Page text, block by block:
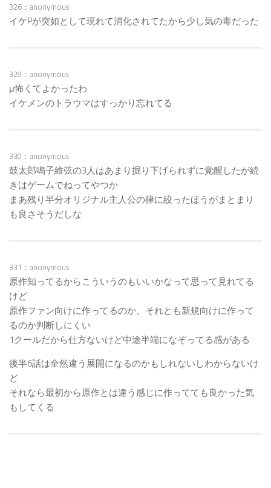
326：anonymous
イケPが突如として現れて消化されてたから少し気の毒だった
329：anonymous
μ怖くてよかったわ
イケメンのトラウマはすっかり忘れてる
330：anonymous
鼓太郎鳴子維弦の3人はあまり掘り下げられずに覚醒したが続
きはゲームでねってやつか
まあ残り半分オリジナル主人公の律に絞ったほうがまとまり
も良さそうだしな
331：anonymous
原作知ってるからこういうのもいいかなって思って見れてる
けど
原作ファン向けに作ってるのか、それとも新規向けに作って
るのか判断しにくい
1クールだから仕方ないけど中途半端になぞってる感がある
後半6話は全然違う展開になるのかもしれないしわからないけ
ど
それなら最初から原作とは違う感じに作ってても良かった気
もしてくる